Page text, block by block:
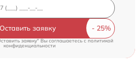
Оставить заявку
заявку" Вы соглашаетесь cполитикой
конфиденциальности